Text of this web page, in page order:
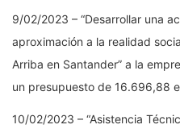
9/02/2023 – “Desarrollar una
aproximación a la realidad
Arriba en Santander” a la
un presupuesto de 16.696,88
10/02/2023 – “Asistencia